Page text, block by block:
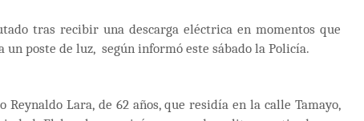
tras recibir una descarga eléctrica en momentos que
poste de luz, según informó este sábado la Policía.
Lara, de 62 años, que residía en la calle Tamayo,